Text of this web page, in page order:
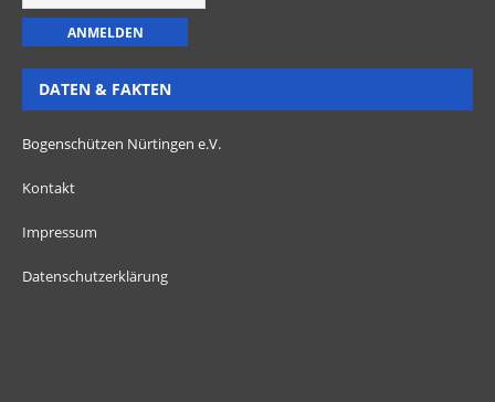
DATEN & FAKTEN
Bogenschützen Nürtingen e.V.
Kontakt
Impressum
Datenschutzerklärung